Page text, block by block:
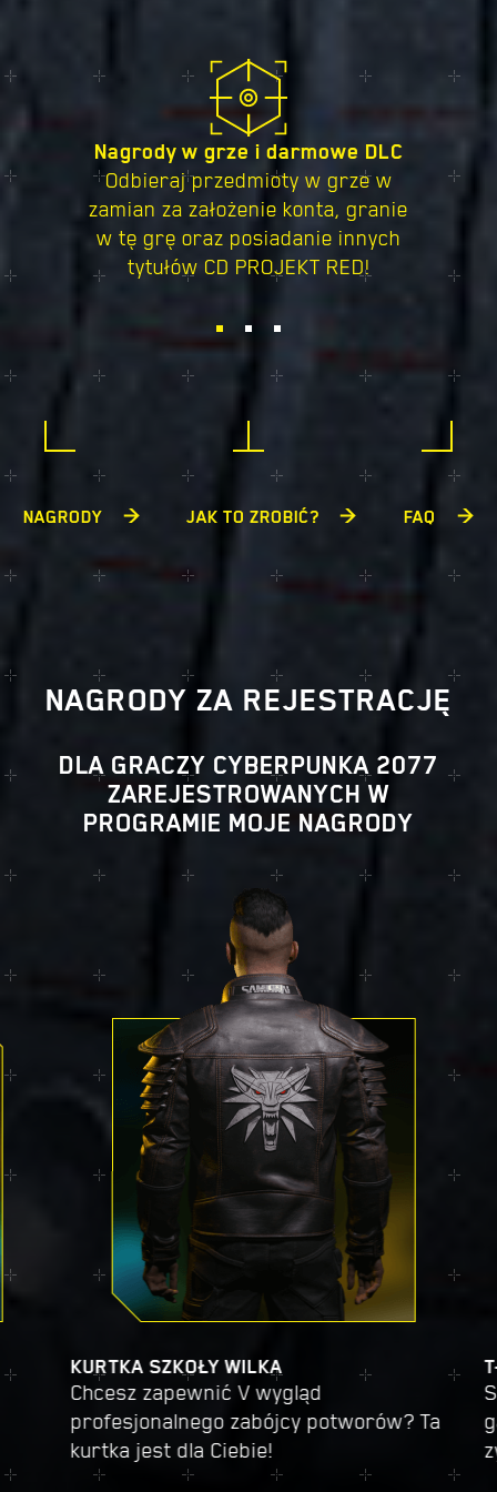
z
Nagrody w grze i darmowe DLC
Odbieraj przedmioty w grze w
zamian za założenie konta, granie
w tę grę oraz posiadanie innych
tytułów CD PROJEKT RED!
Zyskaj
NAGRODY JAK TO ZROBIĆ? FAQ
NAGRODY ZA REJESTRACJĘ
DLA GRACZY CYBERPUNKA 2077
ZAREJESTROWANYCH W
PROGRAMIE MOJE NAGRODY
KURTKA SZKOŁY WILKA
Chcesz zapewnić V wygląd
profesjonalnego zabójcy potworów? Ta
kurtka jest dla Ciebie!